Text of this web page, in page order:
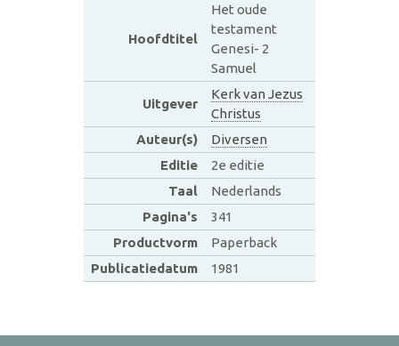
Hoofdtitel
Het oude
testament
Genesi- 2
Samuel
Uitgever
Kerk van Jezus
Christus
Auteur(s)
Diversen
Editie
2e editie
Taal
Nederlands
Pagina's
341
Productvorm
Paperback
Publicatiedatum
1981